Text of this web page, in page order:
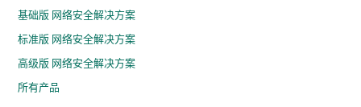
基础版 网络安全解决方案
标准版 网络安全解决方案
高级版 网络安全解决方案
所有产品